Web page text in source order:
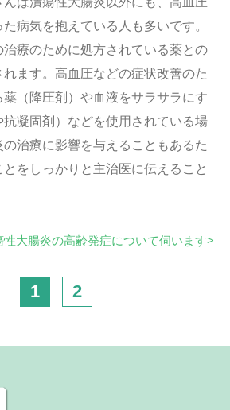
病気を抱えている人も多いです。
療のために処方されている薬との
ます。高血圧などの症状改善のた
（降圧剤）や血液をサラサラにす
抗凝固剤）などを使用されている場
治療に影響を与えることもあるた
をしっかりと主治医に伝えること
性大腸炎の高齢発症について伺います>
1 2